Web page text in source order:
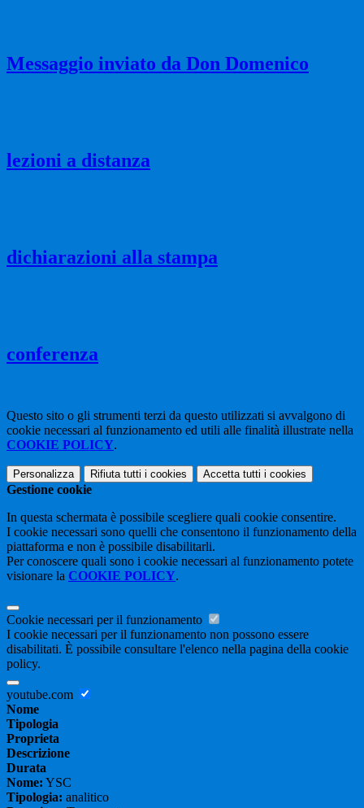
Messaggio inviato da Don Domenico
lezioni a distanza
dichiarazioni alla stampa
conferenza
Questo sito o gli strumenti terzi da questo utilizzati si avvalgono di
cookie necessari al funzionamento ed utili alle finalità illustrate nella
COOKIE POLICY.
Personalizza Rifiuta tutti i cookies Accetta tutti i cookies
Gestione cookie
In questa schermata è possibile scegliere quali cookie consentire.
I cookie necessari sono quelli che consentono il funzionamento della
piattaforma e non è possibile disabilitarli.
Per conoscere quali sono i cookie necessari al funzionamento potete
visionare la COOKIE POLICY.
Cookie necessari per il funzionamento
I cookie necessari per il funzionamento non possono essere
disabilitati. È possibile consultare l'elenco nella pagina della cookie
policy.
youtube.com
Nome
Tipologia
Proprieta
Descrizione
Durata
Nome: YSC
Tipologia: analitico